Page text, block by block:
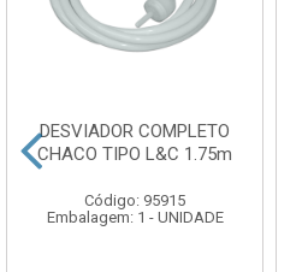
DESVIADOR COMPLETO
CHACO TIPO L&C 1.75m
Código: 95915
Embalagem: 1 - UNIDADE